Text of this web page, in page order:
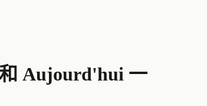
Aujourd'hui 一